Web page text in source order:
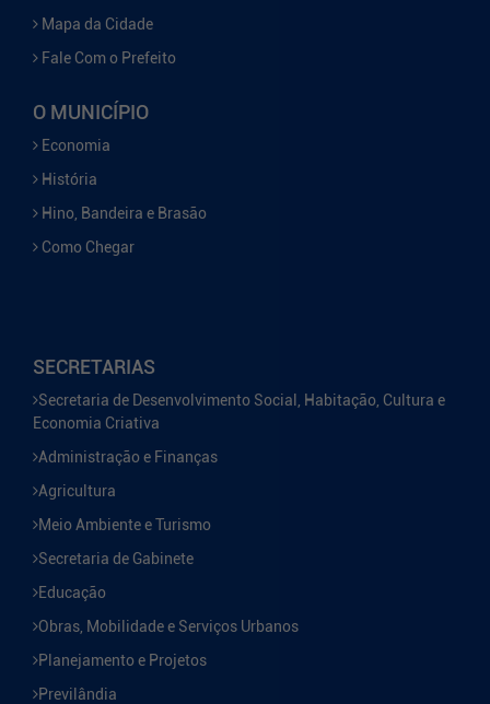
Mapa da Cidade
Fale Com o Prefeito
O MUNICÍPIO
Economia
História
Hino, Bandeira e Brasão
Como Chegar
SECRETARIAS
Secretaria de Desenvolvimento Social, Habitação, Cultura e
Economia Criativa
Administração e Finanças
Agricultura
Meio Ambiente e Turismo
Secretaria de Gabinete
Educação
Obras, Mobilidade e Serviços Urbanos
Planejamento e Projetos
Previlândia